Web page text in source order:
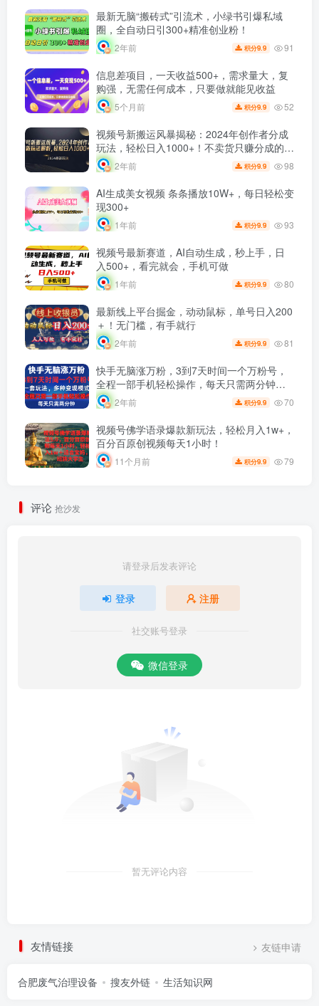
最新无脑“搬砖式”引流术，小绿书引爆私域
圈，全自动日引300+精准创业粉！
2年前 积分9.9 91
信息差项目，一天收益500+，需求量大，复
购强，无需任何成本，只要做就能见收益
5个月前 积分9.9 52
视频号新搬运风暴揭秘：2024年创作者分成
玩法，轻松日入1000+！不卖货只赚分成的秘
密策略！
2年前 积分9.9 98
AI生成美女视频 条条播放10W+，每日轻松变
现300+
1年前 积分9.9 93
视频号最新赛道，AI自动生成，秒上手，日
入500+，看完就会，手机可做
1年前 积分9.9 80
最新线上平台掘金，动动鼠标，单号日入200
＋！无门槛，有手就行
2年前 积分9.9 81
快手无脑涨万粉，3到7天时间一个万粉号，
全程一部手机轻松操作，每天只需两分钟，
变现超轻松
2年前 积分9.9 70
视频号佛学语录爆款新玩法，轻松月入1w+，
百分百原创视频每天1小时！
11个月前 积分9.9 79
评论 抢沙发
请登录后发表评论
登录 注册
社交账号登录
微信登录
暂无评论内容
友情链接 友链申请
合肥废气治理设备 搜友外链 生活知识网